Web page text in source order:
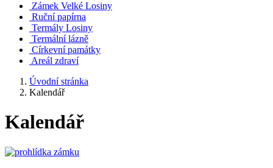
Zámek Velké Losiny
Ruční papírna
Termály Losiny
Termální lázně
Církevní památky
Areál zdraví
Úvodní stránka
Kalendář
Kalendář